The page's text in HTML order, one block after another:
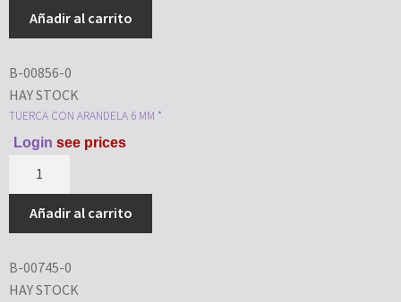
Añadir al carrito
B-00856-0
HAY STOCK
TUERCA CON ARANDELA 6 MM *
Login see prices
Añadir al carrito
B-00745-0
HAY STOCK